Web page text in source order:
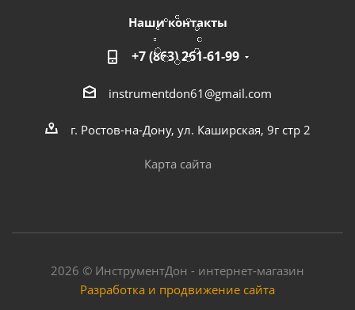
Электропила цепная BRAIT BR-2400
Достаточно
Наши контакты
+7 (863) 261-61-99
instrumentdon61@gmail.com
г. Ростов-на-Дону, ул. Каширская, 9г стр 2
Карта сайта
2026 © ИнструментДон - интернет-магазин
Разработка и продвижение сайта